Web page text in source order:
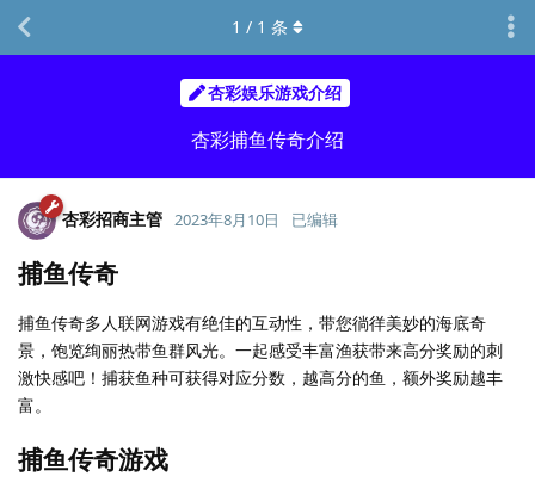
杏彩娱乐游戏介绍
杏彩捕鱼传奇介绍
1 / 1 条
杏彩招商主管 2023年8月10日 已编辑
捕鱼传奇
捕鱼传奇多人联网游戏有绝佳的互动性，带您徜徉美妙的海底奇
景，饱览绚丽热带鱼群风光。一起感受丰富渔获带来高分奖励的刺
激快感吧！捕获鱼种可获得对应分数，越高分的鱼，额外奖励越丰
富。
捕鱼传奇游戏